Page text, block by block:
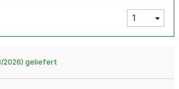
2026) geliefert